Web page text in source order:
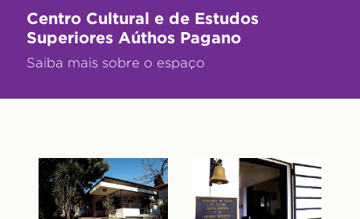
Centro Cultural e de Estudos
Superiores Aúthos Pagano
Saiba mais sobre o espaço